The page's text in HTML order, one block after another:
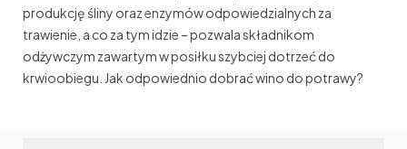
produkcję śliny oraz enzymów odpowiedzialnych za
trawienie, a co za tym idzie – pozwala składnikom
odżywczym zawartym w posiłku szybciej dotrzeć do
krwioobiegu. Jak odpowiednio dobrać wino do potrawy?